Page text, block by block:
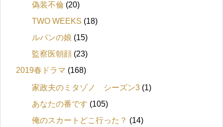
偽装不倫 (20)
TWO WEEKS (18)
ルパンの娘 (15)
監察医朝顔 (23)
2019春ドラマ (168)
家政夫のミタゾノ シーズン3 (1)
あなたの番です (105)
俺のスカートどこ行った？ (14)